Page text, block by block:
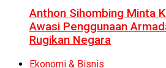
Anthon Sihombing Minta
Awasi Penggunaan
Rugikan Negara
Ekonomi & Bisnis